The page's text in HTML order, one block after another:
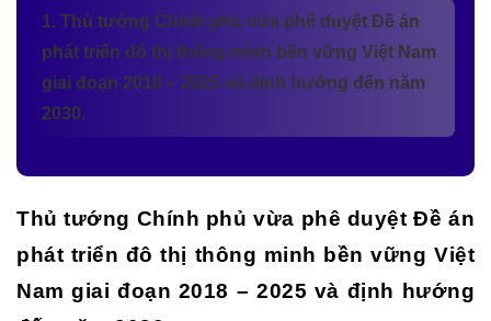
1. Thủ tướng Chính phủ vừa phê duyệt Đề án
phát triển đô thị thông minh bền vững Việt Nam
giai đoạn 2018 – 2025 và định hướng đến năm
2030.
Thủ tướng Chính phủ vừa phê duyệt Đề án
phát triển đô thị thông minh bền vững Việt
Nam giai đoạn 2018 – 2025 và định hướng